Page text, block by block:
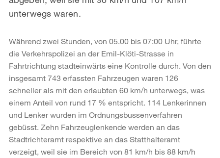
unterwegs waren.
Während zwei Stunden, von 05.00 bis 07:00 Uhr, führte
die Verkehrspolizei an der Emil-Klöti-Strasse in
Fahrtrichtung stadteinwärts eine Kontrolle durch. Von den
insgesamt 743 erfassten Fahrzeugen waren 126
schneller als mit den erlaubten 60 km/h unterwegs, was
einem Anteil von rund 17 % entspricht. 114 Lenkerinnen
und Lenker wurden im Ordnungsbussenverfahren
gebüsst. Zehn Fahrzeuglenkende werden an das
Stadtrichteramt respektive an das Statthalteramt
verzeigt, weil sie im Bereich von 81 km/h bis 88 km/h